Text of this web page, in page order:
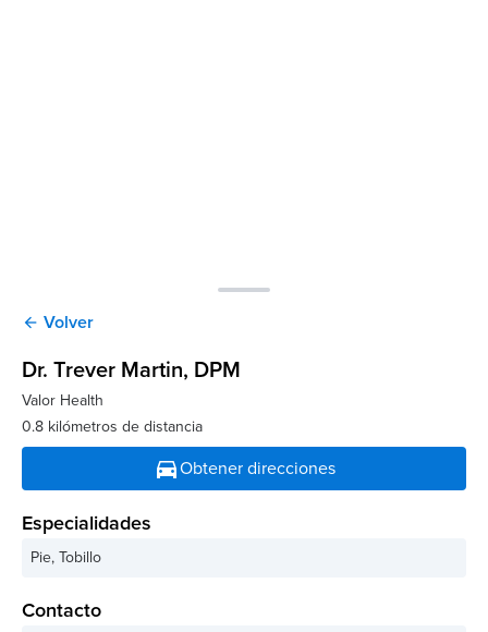
arrow_back Volver
Dr. Trever Martin, DPM
Valor Health
0.8 kilómetros de distancia
directions_carObtener direcciones
Especialidades
Pie, Tobillo
Contacto